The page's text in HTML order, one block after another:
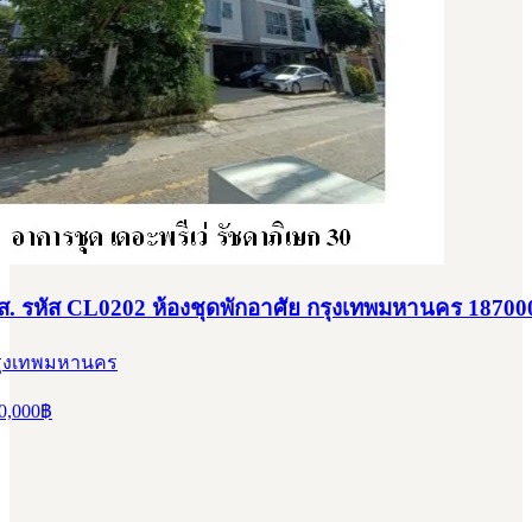
. รหัส CL0202 ห้องชุดพักอาศัย กรุงเทพมหานคร
เทพมหานคร
฿